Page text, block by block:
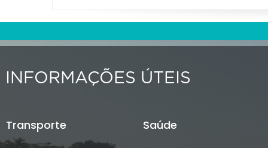
INFORMAÇÕES ÚTEIS
Transporte Saúde